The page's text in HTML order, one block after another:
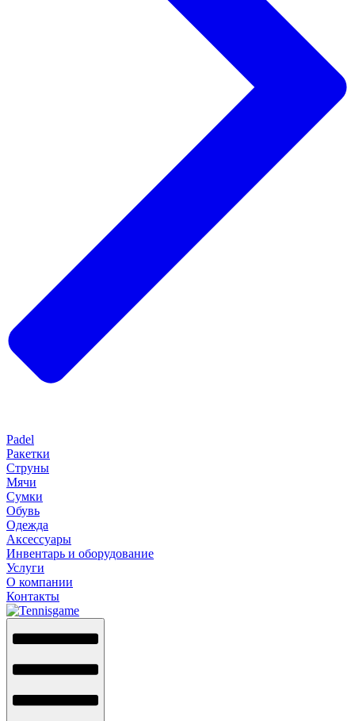
Padel
Ракетки
Струны
Мячи
Сумки
Обувь
Одежда
Аксессуары
Инвентарь и оборудование
Услуги
О компании
Контакты